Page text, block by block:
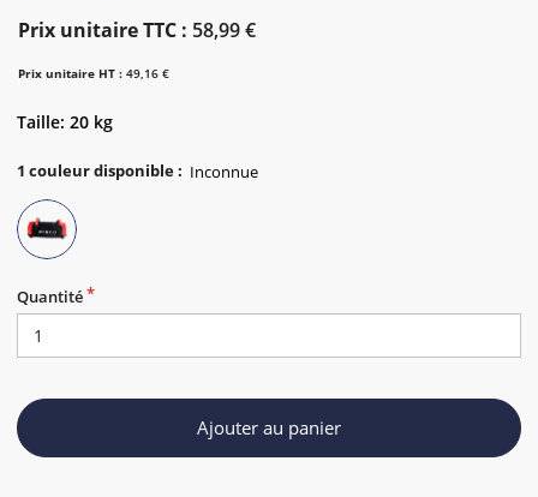
Prix unitaire TTC : 58,99 €
Prix unitaire HT : 49,16 €
Taille: 20 kg
1 couleur disponible:
Quantité
Ajouter au panier